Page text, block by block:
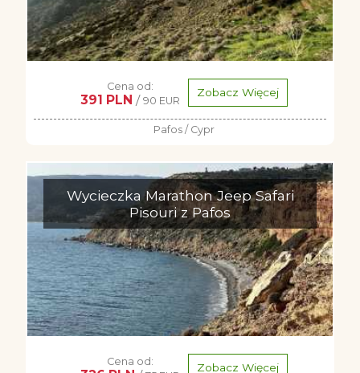
Cena od:
391 PLN / 90 EUR
Zobacz Więcej
Pafos / Cypr
Wycieczka Marathon Jeep Safari
Pisouri z Pafos
Cena od: Zobacz Więcej